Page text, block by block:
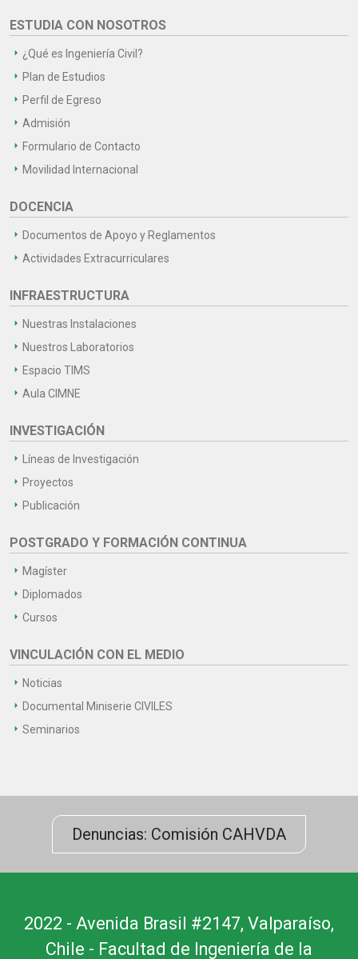
ESTUDIA CON NOSOTROS
¿Qué es Ingeniería Civil?
Plan de Estudios
Perfil de Egreso
Admisión
Formulario de Contacto
Movilidad Internacional
DOCENCIA
Documentos de Apoyo y Reglamentos
Actividades Extracurriculares
INFRAESTRUCTURA
Nuestras Instalaciones
Nuestros Laboratorios
Espacio TIMS
Aula CIMNE
INVESTIGACIÓN
Líneas de Investigación
Proyectos
Publicación
POSTGRADO Y FORMACIÓN CONTINUA
Magíster
Diplomados
Cursos
VINCULACIÓN CON EL MEDIO
Noticias
Documental Miniserie CIVILES
Seminarios
Denuncias: Comisión CAHVDA
2022 - Avenida Brasil #2147, Valparaíso,
Chile - Facultad de Ingeniería de la